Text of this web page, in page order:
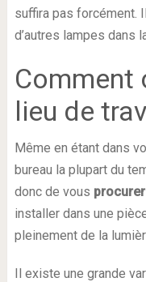
suffira pas forcément.
d’autres lampes dans
Comment
lieu de
Même en étant dans
bureau la plupart du
donc de vous
installer dans une
pleinement de la
Il existe une grande